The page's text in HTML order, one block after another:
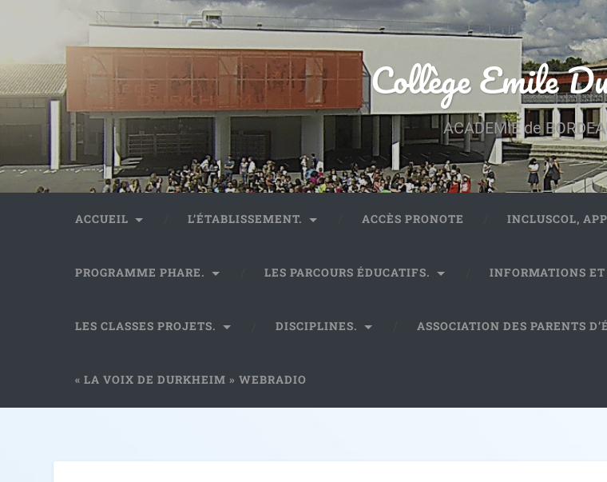
Collège Emile
ACADEMIE de
ACCUEIL L’ÉTABLISSEMENT. ACCÈS PRONOTE INCLUSCOL,
PROGRAMME PHARE. LES PARCOURS ÉDUCATIFS. INFORMATIONS ET
LES CLASSES PROJETS. DISCIPLINES. ASSOCIATION DES PARENTS
« LA VOIX DE DURKHEIM » WEBRADIO